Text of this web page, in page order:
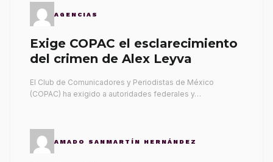
AGENCIAS
Exige COPAC el esclarecimiento
del crimen de Alex Leyva
El Club de Comunicadores y Periodistas de México
(COPAC) ha exigido a autoridades federales y…
AMADO SANMARTÍN HERNÁNDEZ